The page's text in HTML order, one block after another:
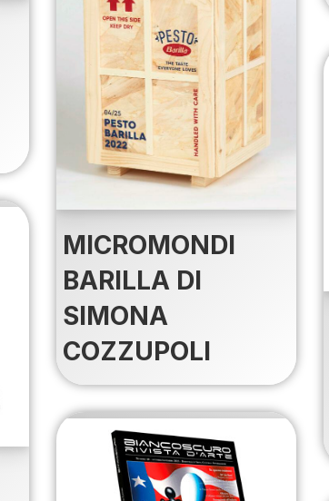
MICROMONDI
BARILLA DI
SIMONA
COZZUPOLI